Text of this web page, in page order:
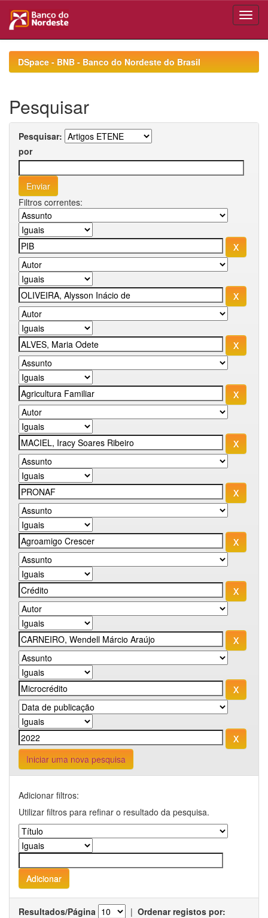
navigationDSpace - BNB - Banco do Nordeste do Brasil
Pesquisar
Pesquisar:
por
Filtros correntes:
Iniciar uma nova pesquisa
Adicionar filtros:
Utilizar filtros para refinar o resultado da pesquisa.
Resultados/Página | Ordenar registos por: